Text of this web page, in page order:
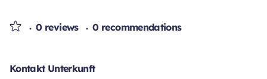
0 reviews 0 recommendations
Kontakt Unterkunft